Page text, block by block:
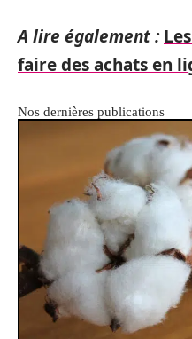
A lire également :
faire des achats en
Nos dernières publications